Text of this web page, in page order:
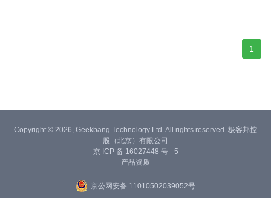
1
Copyright © 2026, Geekbang Technology Ltd. All rights reserved. 极客邦控
股（北京）有限公司
京 ICP 备 16027448 号 - 5
产品资质
京公网安备 11010502039052号